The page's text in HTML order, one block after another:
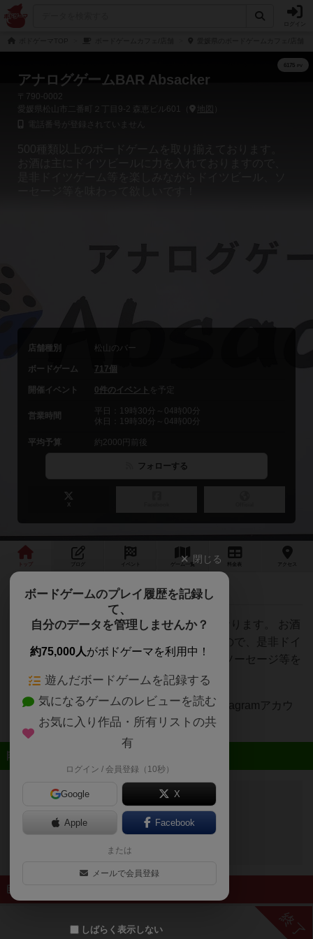
アナログゲームBAR Absacker
〒790-0002
愛媛県松山市二番町２丁目9-2 森恵ビル601（
地図
電話番号が登録されていません
店舗種別 松山のバー
ボードゲーム 717個
開催イベント 0件のイベント を予定
営業時間
平日：19時30分～04時00分
休日：19時30分～04時00分
平均予算 約2000円前後
フォローする
X
ゲーム 一覧 料金 アクセス
最新情報 マーダーミステリー会
500種類以上のボードゲームを取り揃えております。 お酒
は主にドイツビールに力を入れておりますので、是非ドイ
ツゲーム等を楽しみながらドイツビール、ソーセージ等を
味わって欲しいです！
各ゲーム会等の開催情報は主にTwitter・Instagramアカウ
ントにて宣伝しております
開催予定のイベントはありません
終了
閉じる
ボードゲームのプレイ履歴を記録し
て、
自分のデータを管理しませんか？
約75,000人がボドゲーマを利用中！
遊んだボードゲームを記録する
気になるゲームのレビューを読む
お気に入り作品・所有リストの共
有
ログイン / 会員登録（10秒）
Google X
Apple Facebook
または
メールで会員登録
しばらく表示しない